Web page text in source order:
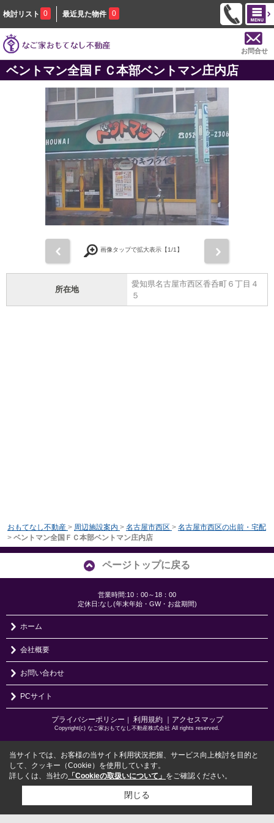
検討リスト 0 最近見た物件 0
お問合せ
ベントマン全国ＦＣ本部ベントマン庄内店
画像タップで拡大表示【1/1】
所在地
愛知県名古屋市西区香呑町６丁目４
５
おもてなし不動産 > 周辺施設案内 > 名古屋市西区 > 名古屋市西区の出前・宅配
> ベントマン全国ＦＣ本部ベントマン庄内店
ページトップに戻る
営業時間:10：00～18：00
定休日:なし(年末年始・GW・お盆期間)
ホーム
会社概要
お問い合わせ
PCサイト
プライバシーポリシー ｜ 利用規約 ｜アクセスマップ
Copyright(c) なご家おもてなし不動産株式会社 All rights reserved.
当サイトでは、お客様の当サイト利用状況把握、サービス向上検討を目的と
して、クッキー（Cookie）を使用しています。
詳しくは、当社の 「Cookieの取扱いについて」 をご確認ください。
閉じる